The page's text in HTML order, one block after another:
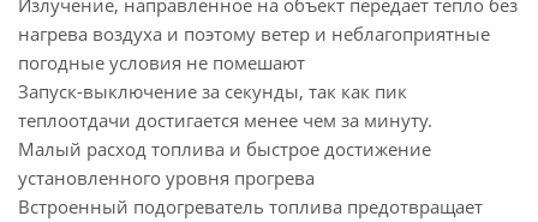
Излучение, направленное на объект передает тепло без
нагрева воздуха и поэтому ветер и неблагоприятные
погодные условия не помешают
Запуск-выключение за секунды, так как пик
теплоотдачи достигается менее чем за минуту.
Малый расход топлива и быстрое достижение
установленного уровня прогрева
Встроенный подогреватель топлива предотвращает